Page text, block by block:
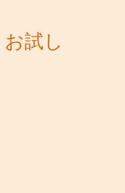
お試し